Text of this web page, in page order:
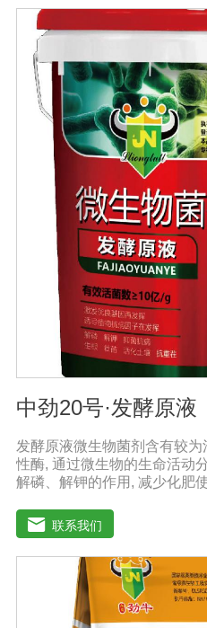
透气，使作物生长旺盛，有
及植物缺素引起的黄叶、弱
枯黄萎等病害，提高植物吸
质、降低农业生产成本，从
作物：本品登记作物:白菜。
瓜果、大田、中草药材、花
具有显著效果。用法用量：◆
混播、基施、种肥同播均可
缺素严重且有死苗烂根现象
块，亩用量30-40公斤。◆具
情况，在专业农技人员正确
凉干燥处存放，禁止暴晒和
止与杀菌剂或含铜物质混用3.
酸、强碱农药混合施用
中劲20号·发酵原液
发酵原液微生物菌剂含有较
性酶, 通过微生物的生命活动
解磷、解钾的作用, 减少化肥
刺激调节植物生长; 并且能产
物质, 可以抑制细菌或真菌性
到促进植物生长的作用。【
松土壤, 提高土壤通透性和保
防止板结, 有效解决因连工连
题。2、解磷解钾、提高化肥
联系我们